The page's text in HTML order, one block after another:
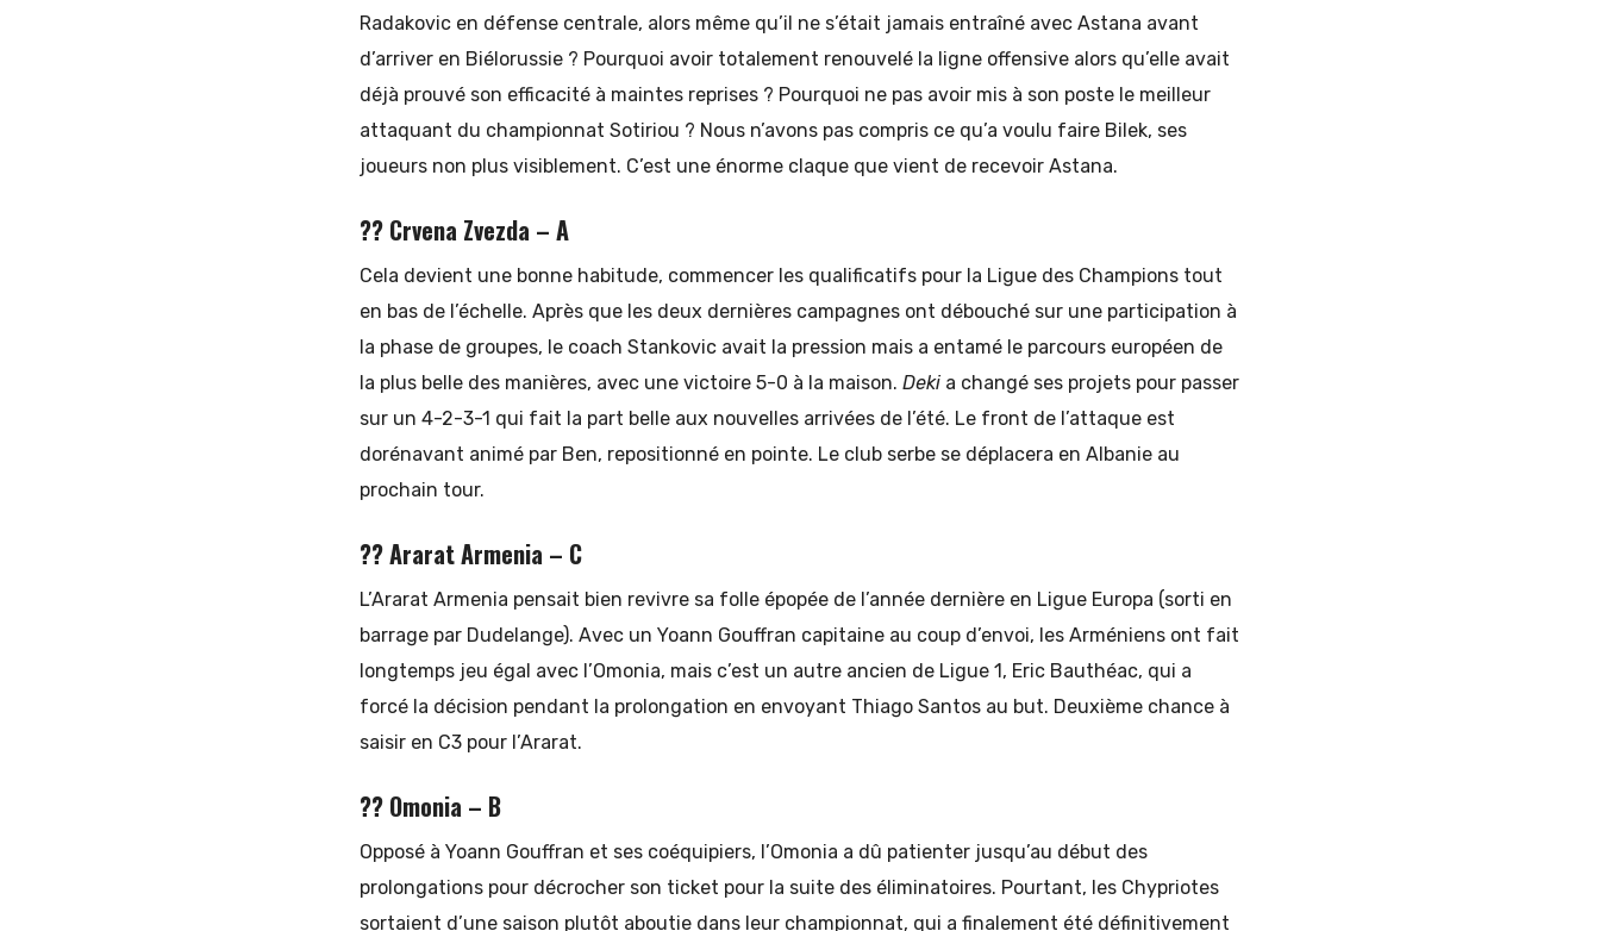
Radakovic en défense centrale, alors même qu’il ne s’était jamais entraîné avec Astana avant
d’arriver en Biélorussie ? Pourquoi avoir totalement renouvelé la ligne offensive alors qu’elle avait
déjà prouvé son efficacité à maintes reprises ? Pourquoi ne pas avoir mis à son poste le meilleur
attaquant du championnat Sotiriou ? Nous n’avons pas compris ce qu’a voulu faire Bilek, ses
joueurs non plus visiblement. C’est une énorme claque que vient de recevoir Astana.
?? Crvena Zvezda – A
Cela devient une bonne habitude, commencer les qualificatifs pour la Ligue des Champions tout
en bas de l’échelle. Après que les deux dernières campagnes ont débouché sur une participation à
la phase de groupes, le coach Stankovic avait la pression mais a entamé le parcours européen de
la plus belle des manières, avec une victoire 5-0 à la maison. Deki a changé ses projets pour passer
sur un 4-2-3-1 qui fait la part belle aux nouvelles arrivées de l’été. Le front de l’attaque est
dorénavant animé par Ben, repositionné en pointe. Le club serbe se déplacera en Albanie au
prochain tour.
?? Ararat Armenia – C
L’Ararat Armenia pensait bien revivre sa folle épopée de l’année dernière en Ligue Europa (sorti en
barrage par Dudelange). Avec un Yoann Gouffran capitaine au coup d’envoi, les Arméniens ont fait
longtemps jeu égal avec l’Omonia, mais c’est un autre ancien de Ligue 1, Eric Bauthéac, qui a
forcé la décision pendant la prolongation en envoyant Thiago Santos au but. Deuxième chance à
saisir en C3 pour l’Ararat.
?? Omonia – B
Opposé à Yoann Gouffran et ses coéquipiers, l’Omonia a dû patienter jusqu’au début des
prolongations pour décrocher son ticket pour la suite des éliminatoires. Pourtant, les Chypriotes
sortaient d’une saison plutôt aboutie dans leur championnat, qui a finalement été définitivement